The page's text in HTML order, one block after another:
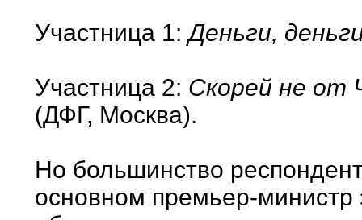
Участница 1: Деньги,
Участница 2: Скорей не от
(ДФГ, Москва).
Но большинство
основном премьер-министр